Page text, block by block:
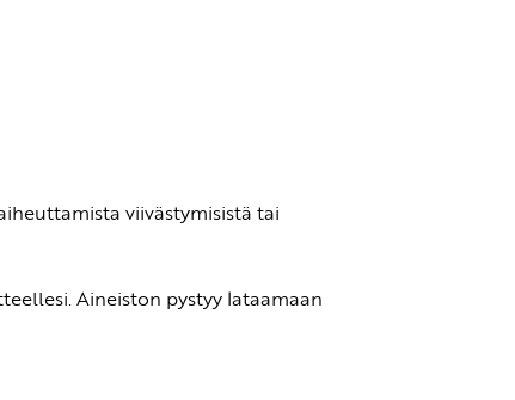
viivästymisistä tai
Aineiston pystyy lataamaan